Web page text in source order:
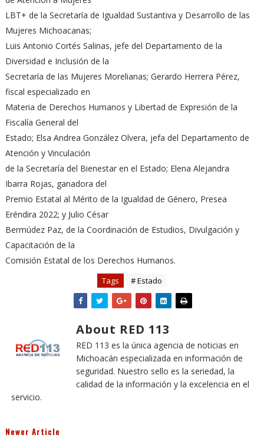
LBT+ de la Secretaría de Igualdad Sustantiva y Desarrollo de las
Mujeres Michoacanas;
Luis Antonio Cortés Salinas, jefe del Departamento de la
Diversidad e Inclusión de la
Secretaría de las Mujeres Morelianas; Gerardo Herrera Pérez,
fiscal especializado en
Materia de Derechos Humanos y Libertad de Expresión de la
Fiscalía General del
Estado; Elsa Andrea González Olvera, jefa del Departamento de
Atención y Vinculación
de la Secretaría del Bienestar en el Estado; Elena Alejandra
Ibarra Rojas, ganadora del
Premio Estatal al Mérito de la Igualdad de Género, Presea
Eréndira 2022; y Julio César
Bermúdez Paz, de la Coordinación de Estudios, Divulgación y
Capacitación de la
Comisión Estatal de los Derechos Humanos.
Tags # Estado
About RED 113
RED 113 es la única agencia de noticias en
Michoacán especializada en información de
seguridad. Nuestro sello es la seriedad, la
calidad de la información y la excelencia en el
servicio.
Newer Article